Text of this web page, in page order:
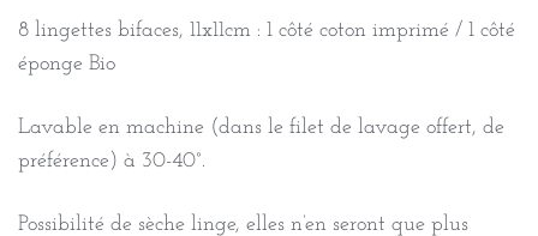
8 lingettes bifaces, 11x11cm : 1 côté coton imprimé / 1 côté
éponge Bio
Lavable en machine (dans le filet de lavage offert, de
préférence) à 30-40°.
Possibilité de sèche linge, elles n’en seront que plus